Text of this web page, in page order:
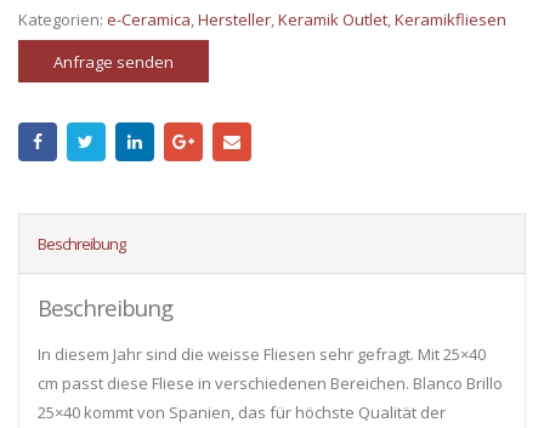
Kategorien: e-Ceramica,Hersteller,Keramik Outlet,Keramikfliesen
Anfrage senden
Beschreibung
Beschreibung
In diesem Jahr sind die weisse Fliesen sehr gefragt. Mit 25×40
cm passt diese Fliese in verschiedenen Bereichen. Blanco Brillo
25×40 kommt von Spanien, das für höchste Qualität der